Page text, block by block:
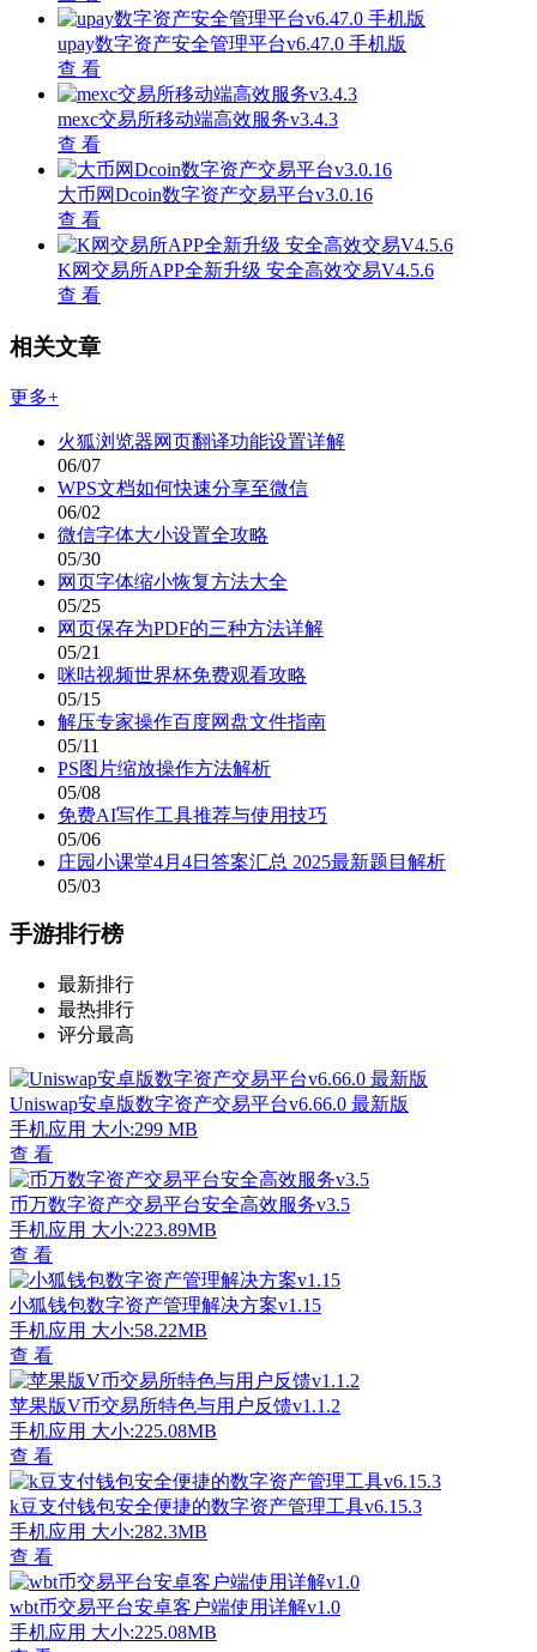
upay数字资产安全管理平台v6.47.0 手机版
查 看
mexc交易所移动端高效服务v3.4.3
查 看
大币网Dcoin数字资产交易平台v3.0.16
查 看
K网交易所APP全新升级 安全高效交易V4.5.6
查 看
相关文章
更多+
火狐浏览器网页翻译功能设置详解
06/07
WPS文档如何快速分享至微信
06/02
微信字体大小设置全攻略
05/30
网页字体缩小恢复方法大全
05/25
网页保存为PDF的三种方法详解
05/21
咪咕视频世界杯免费观看攻略
05/15
解压专家操作百度网盘文件指南
05/11
PS图片缩放操作方法解析
05/08
免费AI写作工具推荐与使用技巧
05/06
庄园小课堂4月4日答案汇总 2025最新题目解析
05/03
手游排行榜
最新排行
最热排行
评分最高
Uniswap安卓版数字资产交易平台v6.66.0 最新版
手机应用 大小:299 MB
查 看
币万数字资产交易平台安全高效服务v3.5
手机应用 大小:223.89MB
查 看
小狐钱包数字资产管理解决方案v1.15
手机应用 大小:58.22MB
查 看
苹果版V币交易所特色与用户反馈v1.1.2
手机应用 大小:225.08MB
查 看
k豆支付钱包安全便捷的数字资产管理工具v6.15.3
手机应用 大小:282.3MB
查 看
wbt币交易平台安卓客户端使用详解v1.0
手机应用 大小:225.08MB